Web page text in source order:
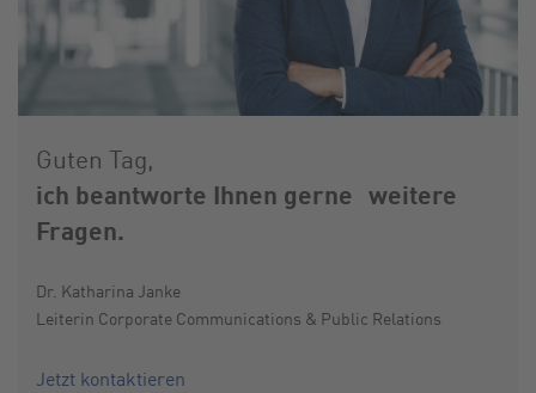
Guten Tag,
ich beantworte Ihnen gerne weitere
Fragen.
Dr. Katharina Janke
Leiterin Corporate Communications & Public Relations
Jetzt kontaktieren